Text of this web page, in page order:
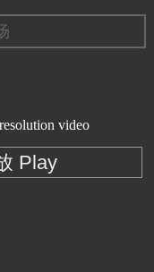
video
Play